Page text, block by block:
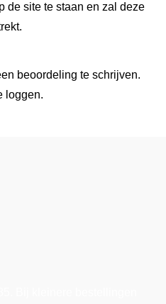
de site te staan en zal deze
beoordeling te schrijven.
loggen.